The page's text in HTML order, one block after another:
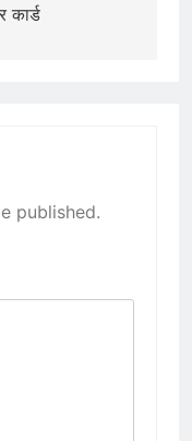
कार्ड
published.